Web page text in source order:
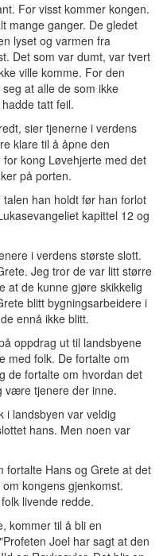
For visst kommer kongen.
mange ganger. De gledet
lyset og varmen fra
Det som var dumt, var tvert
ville komme. For den
at alle de som ikke
tatt feil.
sier tjenerne i verdens
klare til å åpne den
kong Løvehjerte med det
på porten.
han holdt før han forlot
kapittel 12 og
i verdens største slott.
Jeg tror de var litt større
at de kunne gjøre skikkelig
blitt bygningsarbeidere i
ennå ikke blitt.
oppdrag ut til landsbyene
med folk. De fortalte om
de fortalte om hvordan det
være tjenere der inne.
i landsbyen var veldig
hans. Men noen var
fortalte Hans og Grete at det
kongens gjenkomst.
livende redde.
kommer til å bli en
Joel har sagt at den